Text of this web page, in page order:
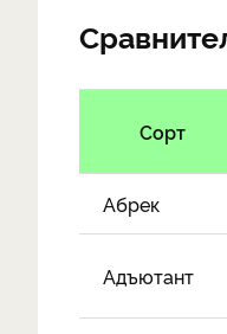
Сорт
Абрек
Адъютант